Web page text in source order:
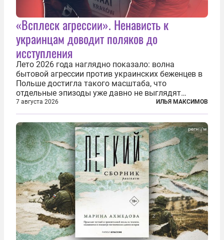
«Всплеск агрессии». Ненависть к
украинцам доводит поляков до
исступления
Лето 2026 года наглядно показало: волна
бытовой агрессии против украинских беженцев в
Польше достигла такого масштаба, что
отдельные эпизоды уже давно не выглядят
случайными. Поляки, судя по происходящему,
буквально теряют рассудок от ненависти к
украинским беженцам, и каждый новый случай
по-своему...
7 августа 2026 ИЛЬЯ МАКСИМОВ